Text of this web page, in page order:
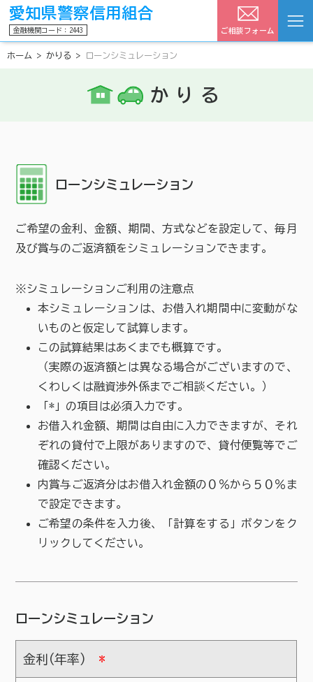
愛知県警察信用組合
金融機関コード：2443 ご相談フォーム
カードご利用案内
各種お手続き
ご相談はこちらまで
ホーム > かりる > ローンシミュレーション
かりる
ローンシミュレーション
ご希望の金利、金額、期間、方式などを設定して、毎月
及び賞与のご返済額をシミュレーションできます。
※シミュレーションご利用の注意点
本シミュレーションは、お借入れ期間中に変動がな
いものと仮定して試算します。
この試算結果はあくまでも概算です。
（実際の返済額とは異なる場合がございますので、
くわしくは融資渉外係までご相談ください。）
「*」の項目は必須入力です。
お借入れ金額、期間は自由に入力できますが、それ
ぞれの貸付で上限がありますので、貸付便覧等でご
確認ください。
内賞与ご返済分はお借入れ金額の０％から５０％ま
で設定できます。
ご希望の条件を入力後、「計算をする」ボタンをク
リックしてください。
ローンシミュレーション
金利(年率) *